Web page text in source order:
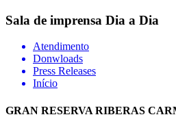
Sala de imprensa Dia a Dia
Atendimento
Donwloads
Press Releases
Início
GRAN RESERVA RIBERAS